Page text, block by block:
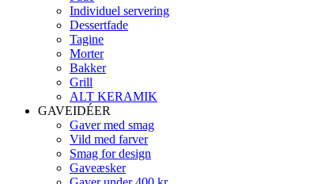
Individuel servering
Dessertfade
Tagine
Morter
Bakker
Grill
ALT KERAMIK
GAVEIDÉER
Gaver med smag
Vild med farver
Smag for design
Gaveæsker